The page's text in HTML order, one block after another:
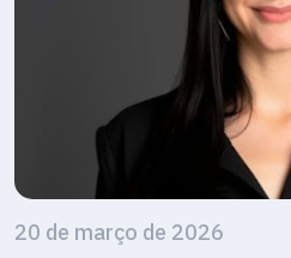
20 de março de 2026